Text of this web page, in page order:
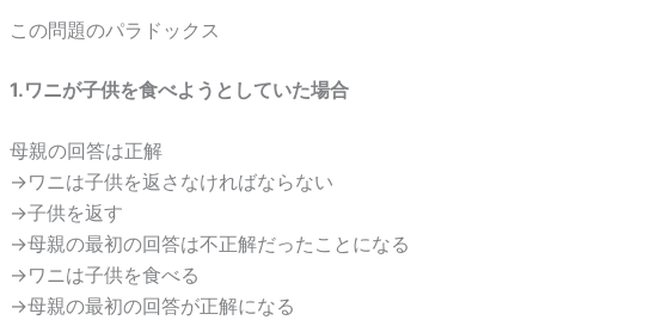
この問題のパラドックス
1.ワニが子供を食べようとしていた場合
母親の回答は正解
→ワニは子供を返さなければならない
→子供を返す
→母親の最初の回答は不正解だったことになる
→ワニは子供を食べる
→母親の最初の回答が正解になる